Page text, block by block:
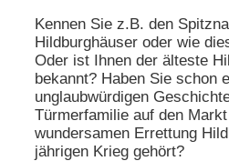
Kennen Sie z.B. den
Hildburghäuser oder wie
Oder ist Ihnen der älteste
bekannt? Haben Sie schon
unglaubwürdigen
Türmerfamilie auf den
wundersamen Errettung
jährigen Krieg gehört?